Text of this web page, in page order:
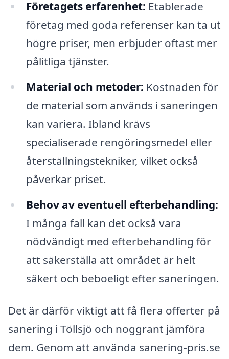
Företagets erfarenhet: Etablerade
företag med goda referenser kan ta ut
högre priser, men erbjuder oftast mer
pålitliga tjänster.
Material och metoder: Kostnaden för
de material som används i saneringen
kan variera. Ibland krävs
specialiserade rengöringsmedel eller
återställningstekniker, vilket också
påverkar priset.
Behov av eventuell efterbehandling:
I många fall kan det också vara
nödvändigt med efterbehandling för
att säkerställa att området är helt
säkert och beboeligt efter saneringen.
Det är därför viktigt att få flera offerter på
sanering i Töllsjö och noggrant jämföra
dem. Genom att använda sanering-pris.se